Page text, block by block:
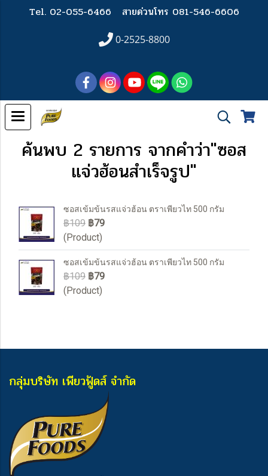
Tel. 02-055-6466 สายด่วนโทร 081-546-6606
0-2525-8800
ค้นพบ 2 รายการ จากคำว่า"ซอส
แจ่วฮ้อนสำเร็จรูป"
ซอสเข้มข้นรสแจ่วฮ้อน ตราเพียวไท 500 กรัม
฿109 ฿79
(Product)
ซอสเข้มข้นรสแจ่วฮ้อน ตราเพียวไท 500 กรัม
฿109 ฿79
(Product)
กลุ่มบริษัท เพียวฟู้ดส์ จำกัด